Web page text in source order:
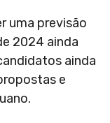
uma previsão
2024 ainda
ainda
e